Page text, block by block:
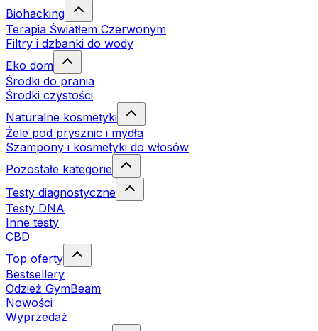
Biohacking
Terapia Światłem Czerwonym
Filtry i dzbanki do wody
Eko dom
Środki do prania
Środki czystości
Naturalne kosmetyki
Żele pod prysznic i mydła
Szampony i kosmetyki do włosów
Pozostałe kategorie
Testy diagnostyczne
Testy DNA
Inne testy
CBD
Top oferty
Bestsellery
Odzież GymBeam
Nowości
Wyprzedaż